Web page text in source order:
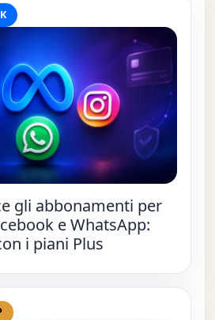
gli abbonamenti per
e WhatsApp:
i piani Plus